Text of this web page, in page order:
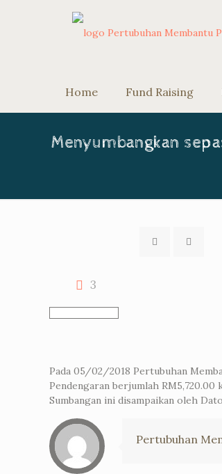
Home Fund Raising
Menyumbangkan
3
Pada 05/02/2018 Pertubuhan
Pendengaran berjumlah RM5,720.00
Sumbangan ini disampaikan oleh
Pertubuhan